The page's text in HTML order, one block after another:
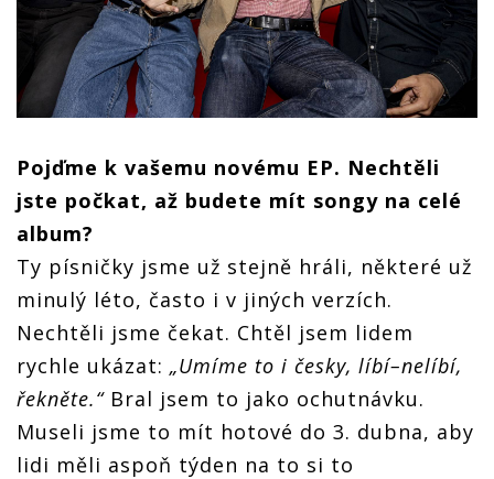
Pojďme k vašemu novému EP. Nechtěli
jste počkat, až budete mít songy na celé
album?
Ty písničky jsme už stejně hráli, některé už
minulý léto, často i v jiných verzích.
Nechtěli jsme čekat. Chtěl jsem lidem
rychle ukázat: „Umíme to i česky, líbí–nelíbí,
řekněte.“Bral jsem to jako ochutnávku.
Museli jsme to mít hotové do 3. dubna, aby
lidi měli aspoň týden na to si to